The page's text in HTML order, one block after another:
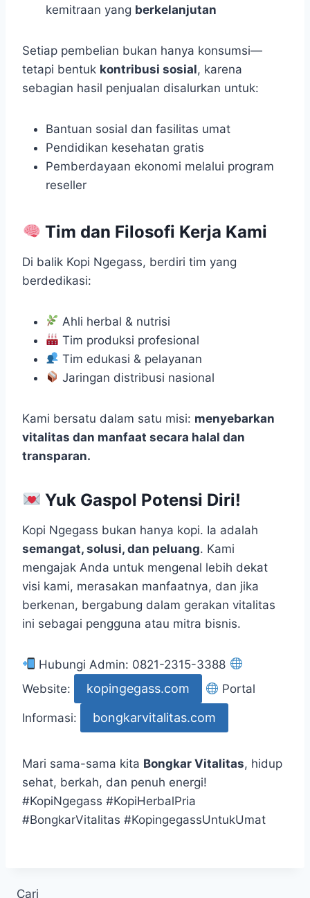
kemitraan yang berkelanjutan
Setiap pembelian bukan hanya konsumsi—
tetapi bentuk kontribusi sosial, karena
sebagian hasil penjualan disalurkan untuk:
Bantuan sosial dan fasilitas umat
Pendidikan kesehatan gratis
Pemberdayaan ekonomi melalui program
reseller
Tim dan Filosofi Kerja Kami
Di balik Kopi Ngegass, berdiri tim yang
berdedikasi:
Ahli herbal & nutrisi
Tim produksi profesional
Tim edukasi & pelayanan
Jaringan distribusi nasional
Kami bersatu dalam satu misi: menyebarkan
vitalitas dan manfaat secara halal dan
transparan.
Yuk Gaspol Potensi Diri!
Kopi Ngegass bukan hanya kopi. Ia adalah
semangat, solusi, dan peluang. Kami
mengajak Anda untuk mengenal lebih dekat
visi kami, merasakan manfaatnya, dan jika
berkenan, bergabung dalam gerakan vitalitas
ini sebagai pengguna atau mitra bisnis.
Hubungi Admin: 0821-2315-3388
Website:
kopingegass.com Portal
Informasi: bongkarvitalitas.com
Mari sama-sama kita Bongkar Vitalitas, hidup
sehat, berkah, dan penuh energi!
#KopiNgegass #KopiHerbalPria
#BongkarVitalitas #KopingegassUntukUmat
Cari